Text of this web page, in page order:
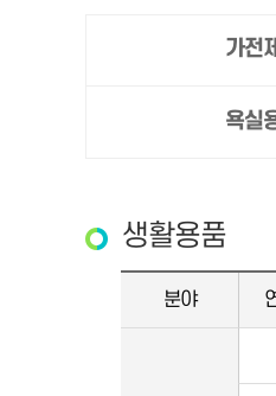
가전
욕실
생활용품
분야